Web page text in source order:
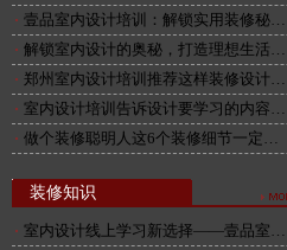
壹品室内设计培训：解锁实用装修秘…
解锁室内设计的奥秘，打造理想生活…
郑州室内设计培训推荐这样装修设计…
室内设计培训告诉设计要学习的内容…
做个装修聪明人这6个装修细节一定…
装修知识
室内设计线上学习新选择——壹品室…